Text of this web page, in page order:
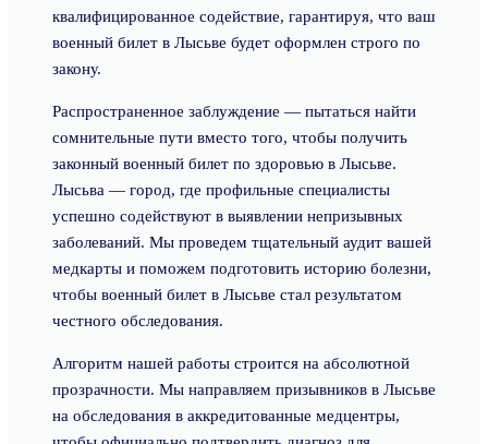
квалифицированное содействие, гарантируя, что ваш
военный билет в Лысьве будет оформлен строго по
закону.
Распространенное заблуждение — пытаться найти
сомнительные пути вместо того, чтобы получить
законный военный билет по здоровью в Лысьве.
Лысьва — город, где профильные специалисты
успешно содействуют в выявлении непризывных
заболеваний. Мы проведем тщательный аудит вашей
медкарты и поможем подготовить историю болезни,
чтобы военный билет в Лысьве стал результатом
честного обследования.
Алгоритм нашей работы строится на абсолютной
прозрачности. Мы направляем призывников в Лысьве
на обследования в аккредитованные медцентры,